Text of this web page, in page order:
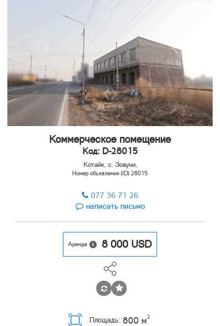
Коммерческое помещение
Код: D-28015
Котайк, с. Зовуни,
Номер обьявления (ID) 28015
077 36 71 26
написать письмо
Аренда 8 000 USD
Площадь: 800 м2